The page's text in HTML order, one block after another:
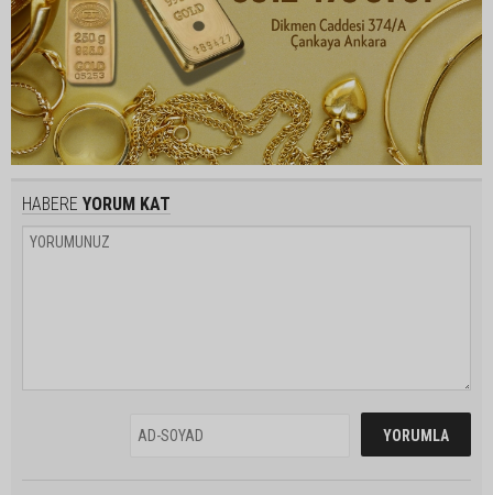
HABERE YORUM KAT